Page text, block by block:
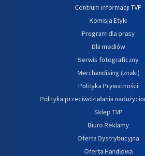
Centrum informacji TVP
Komisja Etyki
Program dla prasy
Dla mediów
Serwis fotograficzny
Merchandising (znaki)
Polityka Prywatności
Polityka przeciwdziałania
Sklep TVP
Biuro Reklamy
Oferta Dystrybucyjna
Oferta Handlowa